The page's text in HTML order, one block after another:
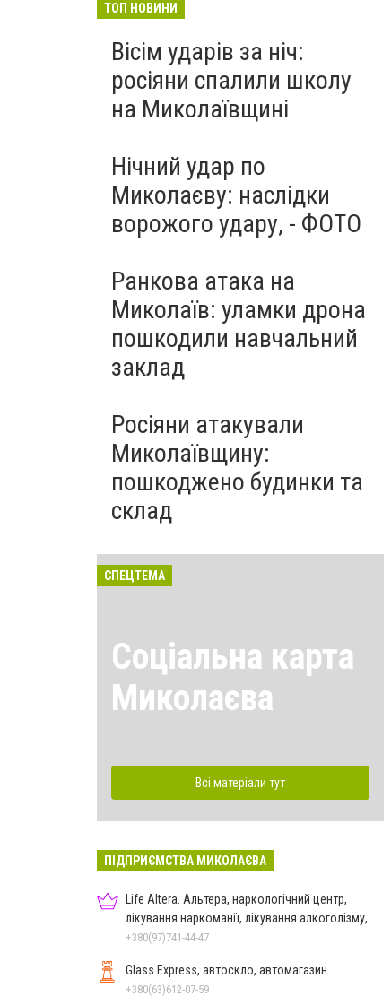
ТОП НОВИНИ
Вісім ударів за ніч:
росіяни спалили школу
на Миколаївщині
Нічний удар по
Миколаєву: наслідки
ворожого удару, - ФОТО
Ранкова атака на
Миколаїв: уламки дрона
пошкодили навчальний
заклад
Росіяни атакували
Миколаївщину:
пошкоджено будинки та
склад
СПЕЦТЕМА
Соціальна карта
Миколаєва
Всі матеріали тут
ПІДПРИЄМСТВА МИКОЛАЄВА
Life Altera. Альтера, наркологічний центр,
лікування наркоманії, лікування алкоголізму,
зняття ломки
+380(97)741-44-47
Glass Express, автоскло, автомагазин
+380(63)612-07-59